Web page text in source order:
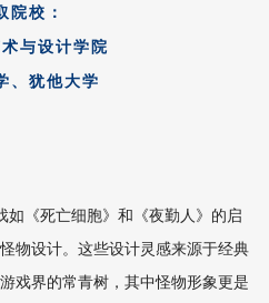
院校：
与设计学院
、犹他大学
《死亡细胞》和《夜勤人》的启
物设计。这些设计灵感来源于经典
戏界的常青树，其中怪物形象更是